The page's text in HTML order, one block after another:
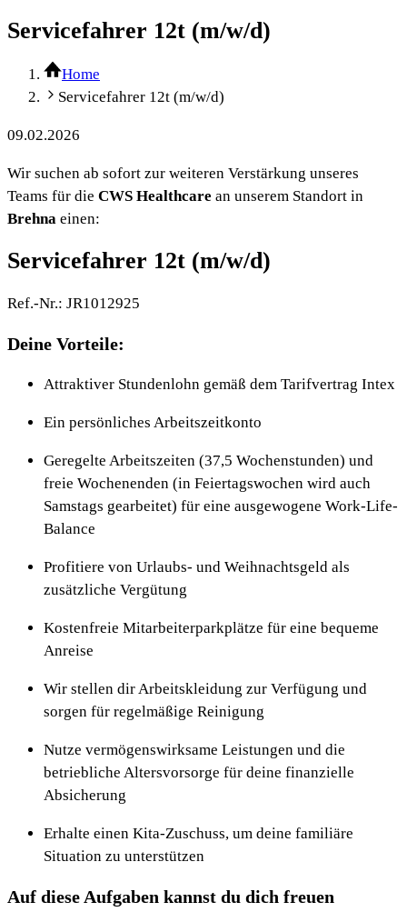
Servicefahrer 12t (m/w/d)
Home
Servicefahrer 12t (m/w/d)
09.02.2026
Wir suchen ab sofort zur weiteren Verstärkung unseres
Teams für die CWS Healthcare an unserem Standort in
Brehna einen:
Servicefahrer 12t (m/w/d)
Ref.-Nr.: JR1012925
Deine Vorteile:
Attraktiver Stundenlohn gemäß dem Tarifvertrag Intex
Ein persönliches Arbeitszeitkonto
Geregelte Arbeitszeiten (37,5 Wochenstunden) und
freie Wochenenden (in Feiertagswochen wird auch
Samstags gearbeitet) für eine ausgewogene Work-Life-
Balance
Profitiere von Urlaubs- und Weihnachtsgeld als
zusätzliche Vergütung
Kostenfreie Mitarbeiterparkplätze für eine bequeme
Anreise
Wir stellen dir Arbeitskleidung zur Verfügung und
sorgen für regelmäßige Reinigung
Nutze vermögenswirksame Leistungen und die
betriebliche Altersvorsorge für deine finanzielle
Absicherung
Erhalte einen Kita-Zuschuss, um deine familiäre
Situation zu unterstützen
Auf diese Aufgaben kannst du dich freuen